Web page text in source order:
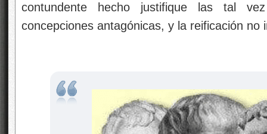
contundente hecho justifique las tal
concepciones antagónicas, y la reificación no